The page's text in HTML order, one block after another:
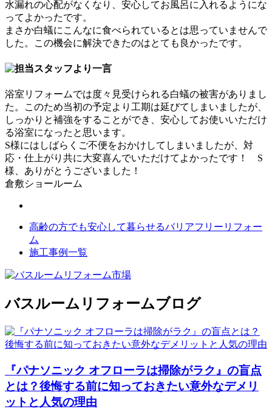
水漏れの心配がなくなり、安心してお風呂に入れるようにな
ってよかったです。
まさか白蟻にこんなに食べられているとは思っていませんで
した。この機会に解決できたのはとても良かったです。
浴室リフォームでは度々見受けられる白蟻の被害がありまし
た。このため当初の予定より工期は延びてしまいましたが、
しっかりと補強をすることができ、安心してお使いいただけ
る浴室になったと思います。
S様にはしばらくご不便をおかけしてしまいましたが、対
応・仕上がり共に大変喜んでいただけてよかったです！ S
様、ありがとうございました！
倉敷ショールーム
高齢の方でも安心して暮らせるバリアフリーリフォー
ム
施工事例一覧
バスルームリフォームブログ
『パナソニック オフローラは掃除がラク』の盲点
とは？後悔する前に知っておきたい意外なデメリ
ットと人気の理由